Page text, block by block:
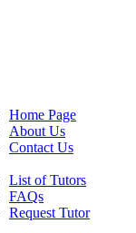
Home Page
About Us
Contact Us
List of Tutors
FAQs
Request Tutor